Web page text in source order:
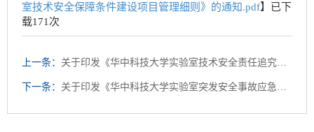
室技术安全保障条件建设项目管理细则》的通知.pdf】已下
载171 次
上一条： 关于印发《华中科技大学实验室技术安全责任追究办法》的通知（校设〔2025〕3号）
下一条： 关于印发《华中科技大学实验室突发安全事故应急预案》的通知（校设〔2025〕2号）